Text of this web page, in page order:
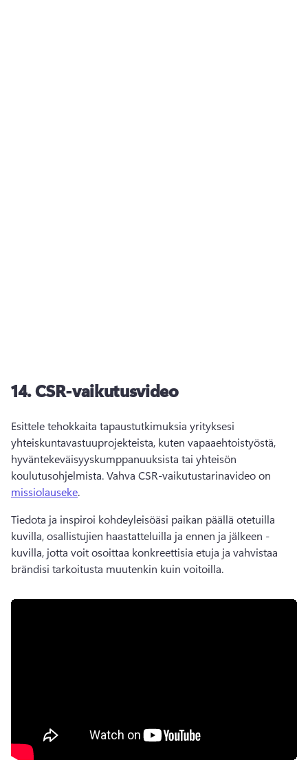
14.CSR-vaikutusvideo
Esittele tehokkaita tapaustutkimuksia yrityksesi
yhteiskuntavastuuprojekteista, kuten vapaaehtoistyöstä,
hyväntekeväisyyskumppanuuksista tai yhteisön
koulutusohjelmista. Vahva CSR-vaikutustarinavideo on
missiolauseke.
Tiedota ja inspiroi kohdeyleisöäsi paikan päällä otetuilla
kuvilla, osallistujien haastatteluilla ja ennen ja jälkeen -
kuvilla, jotta voit osoittaa konkreettisia etuja ja vahvistaa
brändisi tarkoitusta muutenkin kuin voitoilla.